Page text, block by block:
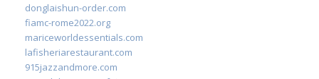
donglaishun-order.com
fiamc-rome2022.org
mariceworldessentials.com
lafisheriarestaurant.com
915jazzandmore.com